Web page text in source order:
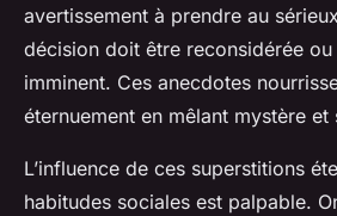
avertissement à prendre au
décision doit être reconsidérée ou
imminent. Ces anecdotes
éternuement en mêlant mystère et
L’influence de ces superstitions
habitudes sociales est palpable.